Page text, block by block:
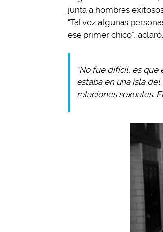
junta a hombres
“Tal vez algunas
ese primer chico”, aclaró.
“No fue difícil, es
estaba en una isla
relaciones sexuales.